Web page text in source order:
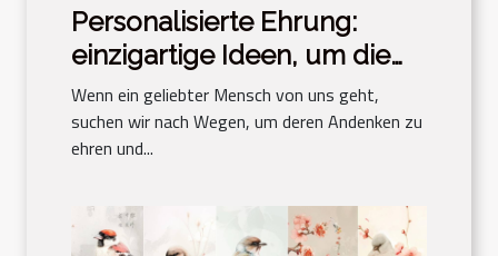
Personalisierte Ehrung:
einzigartige Ideen, um die
Erinnerung an einen
geliebten Menschen zu
würdigen
Wenn ein geliebter Mensch von uns geht,
suchen wir nach Wegen, um deren Andenken zu
ehren und...